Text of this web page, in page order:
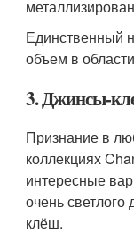
Единственный
объем в
3. Джинсы-
Признание в
коллекциях
интересные
очень
клёш.